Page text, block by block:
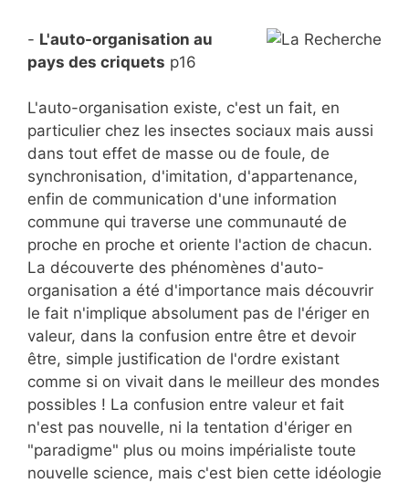
- L'auto-organisation au
pays des criquets p16
L'auto-organisation existe, c'est un fait, en
particulier chez les insectes sociaux mais aussi
dans tout effet de masse ou de foule, de
synchronisation, d'imitation, d'appartenance,
enfin de communication d'une information
commune qui traverse une communauté de
proche en proche et oriente l'action de chacun.
La découverte des phénomènes d'auto-
organisation a été d'importance mais découvrir
le fait n'implique absolument pas de l'ériger en
valeur, dans la confusion entre être et devoir
être, simple justification de l'ordre existant
comme si on vivait dans le meilleur des mondes
possibles ! La confusion entre valeur et fait
n'est pas nouvelle, ni la tentation d'ériger en
"paradigme" plus ou moins impérialiste toute
nouvelle science, mais c'est bien cette idéologie